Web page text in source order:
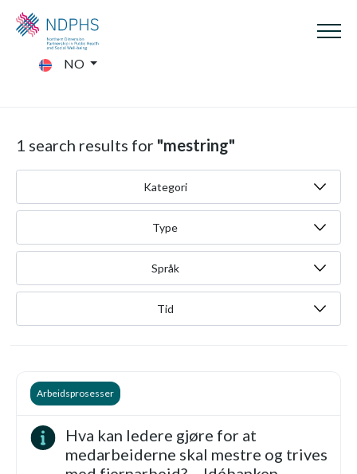
NO
1 search results for "mestring"
Kategori
Type
Språk
Tid
Hva kan ledere gjøre for at
medarbeiderne skal mestre og trives
Arbeidsprosesser